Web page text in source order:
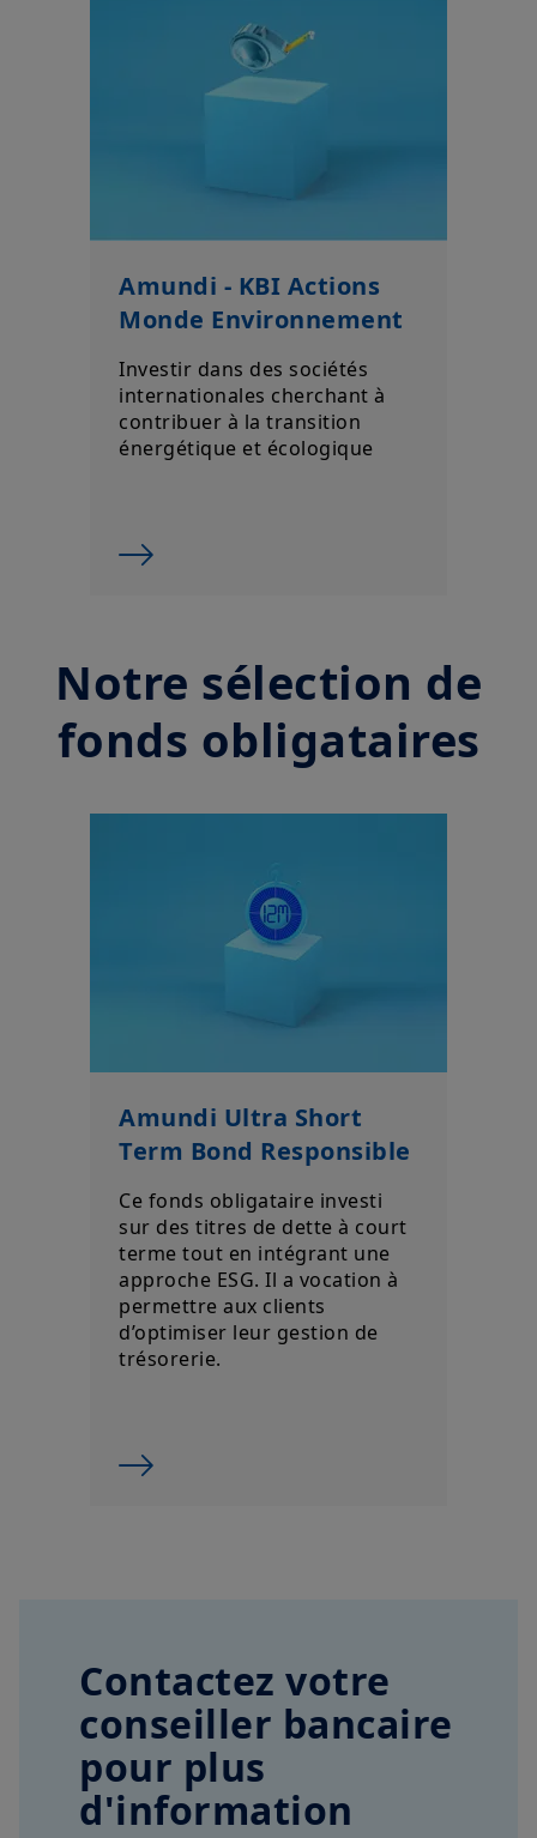
Conditions générales d’accès au site».
En choisissant d’accéder à notre site, vous reconnaissez avoir
pris connaissance de ces Conditions et les avoir acceptées.
Amundi - KBI Actions
Monde Environnement
Investir dans des sociétés
internationales cherchant à
contribuer à la transition
énergétique et écologique
Notre sélection de
fonds obligataires
Amundi Ultra Short
Term Bond Responsible
Ce fonds obligataire investi
sur des titres de dette à court
terme tout en intégrant une
approche ESG. Il a vocation à
permettre aux clients
d’optimiser leur gestion de
trésorerie.
Contactez votre
conseiller bancaire
pour plus
d'information